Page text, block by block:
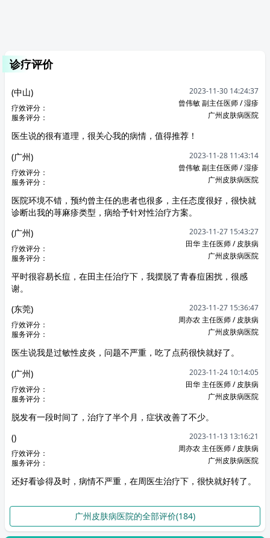
诊疗评价
(中山)
2023-11-30 14:24:37
疗效评分：
服务评分：
曾伟敏 副主任医师 / 湿疹
广州皮肤病医院
医生说的很有道理，很关心我的病情，值得推荐！
(广州)
2023-11-28 11:43:14
疗效评分：
服务评分：
曾伟敏 副主任医师 / 湿疹
广州皮肤病医院
医院环境不错，预约曾主任的患者也很多，主任态度很好，很快就
诊断出我的荨麻疹类型，病给予针对性治疗方案。
(广州)
2023-11-27 15:43:27
疗效评分：
服务评分：
田华 主任医师 / 皮肤病
广州皮肤病医院
平时很容易长痘，在田主任治疗下，我摆脱了青春痘困扰，很感
谢。
(东莞)
2023-11-27 15:36:47
疗效评分：
服务评分：
周亦农 主任医师 / 皮肤病
广州皮肤病医院
医生说我是过敏性皮炎，问题不严重，吃了点药很快就好了。
(广州)
2023-11-24 10:14:05
疗效评分：
服务评分：
田华 主任医师 / 皮肤病
广州皮肤病医院
脱发有一段时间了，治疗了半个月，症状改善了不少。
()
2023-11-13 13:16:21
疗效评分：
服务评分：
周亦农 主任医师 / 皮肤病
广州皮肤病医院
还好看诊得及时，病情不严重，在周医生治疗下，很快就好转了。
广州皮肤病医院的全部评价(184)